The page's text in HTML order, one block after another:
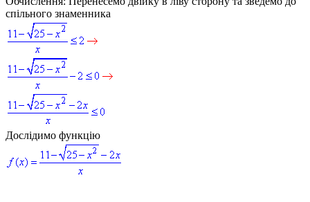
спільного знаменника
Дослідимо функцію